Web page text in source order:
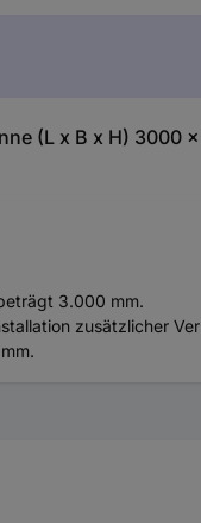
(L x B x H) 3000
3.000 mm.
zusätzlicher